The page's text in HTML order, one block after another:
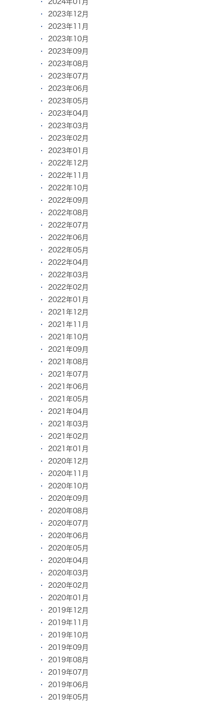
2024年01月
2023年12月
2023年11月
2023年10月
2023年09月
2023年08月
2023年07月
2023年06月
2023年05月
2023年04月
2023年03月
2023年02月
2023年01月
2022年12月
2022年11月
2022年10月
2022年09月
2022年08月
2022年07月
2022年06月
2022年05月
2022年04月
2022年03月
2022年02月
2022年01月
2021年12月
2021年11月
2021年10月
2021年09月
2021年08月
2021年07月
2021年06月
2021年05月
2021年04月
2021年03月
2021年02月
2021年01月
2020年12月
2020年11月
2020年10月
2020年09月
2020年08月
2020年07月
2020年06月
2020年05月
2020年04月
2020年03月
2020年02月
2020年01月
2019年12月
2019年11月
2019年10月
2019年09月
2019年08月
2019年07月
2019年06月
2019年05月